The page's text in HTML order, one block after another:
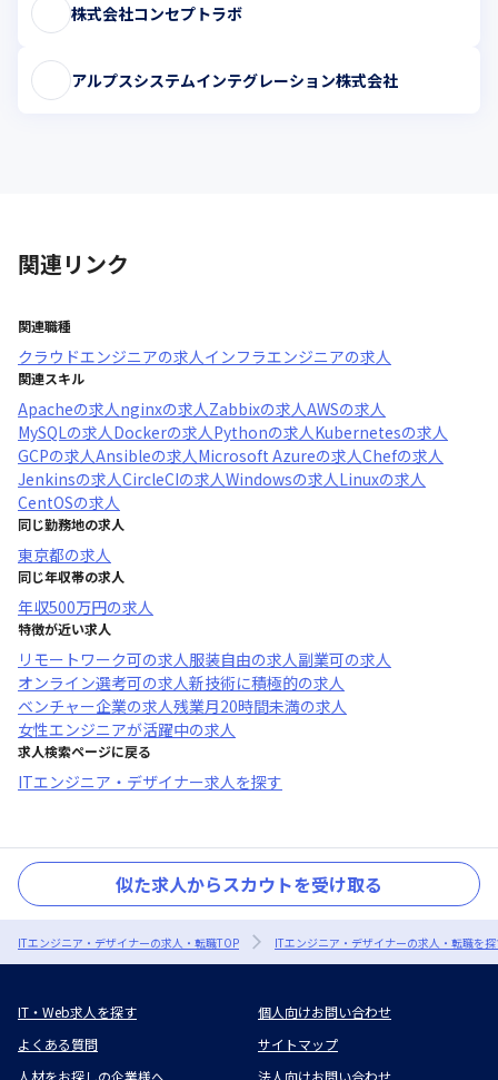
株式会社コンセプトラボ
アルプスシステムインテグレーション株式会社
関連リンク
関連職種
クラウドエンジニアの求人インフラエンジニアの求人
関連スキル
Apacheの求人nginxの求人Zabbixの求人AWSの求人
MySQLの求人Dockerの求人Pythonの求人Kubernetesの求人
GCPの求人Ansibleの求人Microsoft Azureの求人Chefの求人
Jenkinsの求人CircleCIの求人Windowsの求人Linuxの求人
CentOSの求人
同じ勤務地の求人
東京都の求人
同じ年収帯の求人
年収500万円の求人
特徴が近い求人
リモートワーク可の求人服装自由の求人副業可の求人
オンライン選考可の求人新技術に積極的の求人
ベンチャー企業の求人残業月20時間未満の求人
女性エンジニアが活躍中の求人
求人検索ページに戻る
ITエンジニア・デザイナー求人を探す
似た求人からスカウトを受け取る
ITエンジニア・デザイナーの求人・転職TOP ITエンジニア・デザイナーの求人・転職を
IT・Web求人を探す
個人向けお問い合わせ
よくある質問
サイトマップ
人材をお探しの企業様へ
法人向けお問い合わせ